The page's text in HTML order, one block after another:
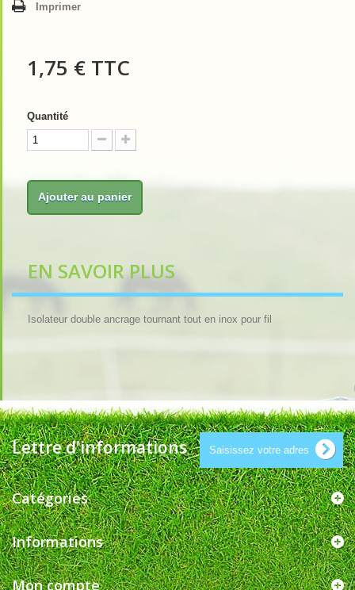
Imprimer
1,75 € TTC
Quantité
Ajouter au panier
EN SAVOIR PLUS
Isolateur double ancrage tournant tout en inox pour fil
Lettre d'informations
Catégories
Informations
Mon compte